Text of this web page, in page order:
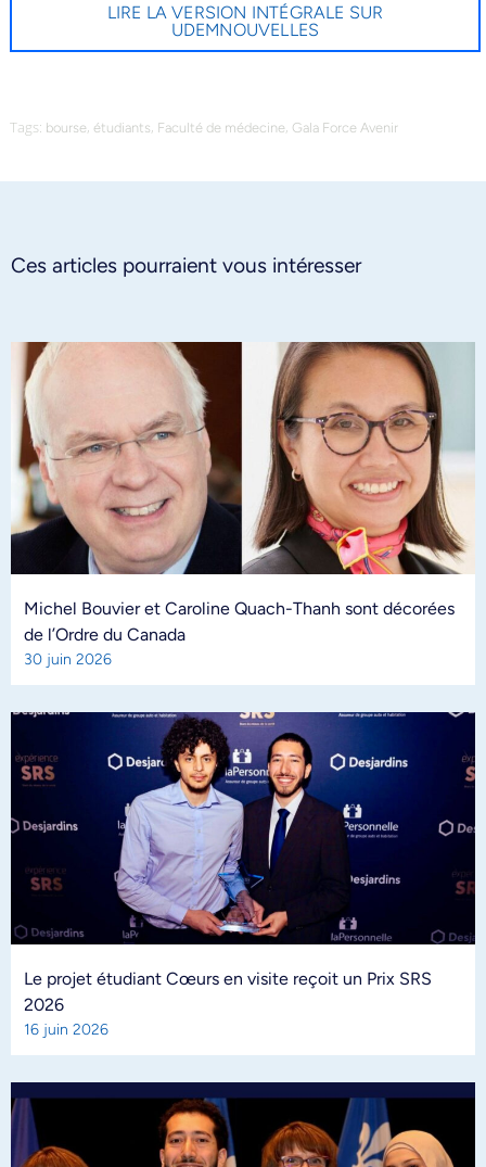
LIRE LA VERSION INTÉGRALE SUR
UDEMNOUVELLES
Tags: bourse, étudiants, Faculté de médecine, Gala Force Avenir
Ces articles pourraient vous intéresser
Michel Bouvier et Caroline Quach-Thanh sont décorées
de l’Ordre du Canada
30 juin 2026
Le projet étudiant Cœurs en visite reçoit un Prix SRS
2026
16 juin 2026